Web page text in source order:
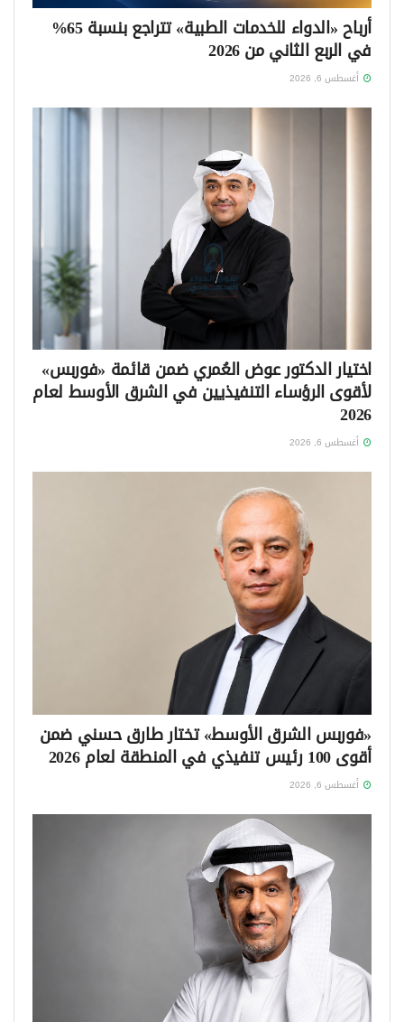
أرباح «الدواء للخدمات الطبية» تتراجع بنسبة 65%
في الربع الثاني من 2026
أغسطس 6, 2026
اختيار الدكتور عوض العُمري ضمن قائمة «فوربس»
لأقوى الرؤساء التنفيذيين في الشرق الأوسط لعام
2026
أغسطس 6, 2026
«فوربس الشرق الأوسط» تختار طارق حسني ضمن
أقوى 100 رئيس تنفيذي في المنطقة لعام 2026
أغسطس 6, 2026